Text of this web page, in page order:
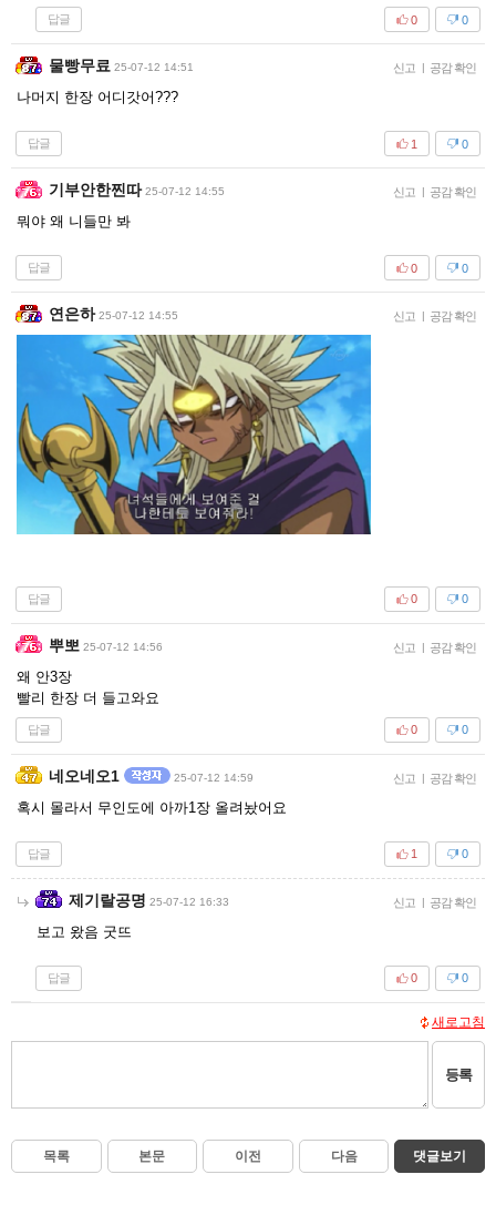
답글 0
0
물빵무료 25-07-12 14:51 신고 | 공감 확인
나머지 한장 어디갓어???
답글 0
1
기부안한찐따 25-07-12 14:55 신고 | 공감 확인
뭐야 왜 니들만 봐
답글 0
0
연은하 25-07-12 14:55 신고 | 공감 확인
답글 0
0
뿌뽀 25-07-12 14:56 신고 | 공감 확인
왜 안3장
빨리 한장 더 들고와요
답글 0
0
네오네오1 25-07-12 14:59 신고 | 공감 확인
혹시 몰라서 무인도에 아까1장 올려놨어요
답글 0
1
제기랄공명 25-07-12 16:33 신고 | 공감 확인
보고 왔음 굿뜨
답글 0
0
새로고침
등록
목록 본문 이전 다음 댓글보기